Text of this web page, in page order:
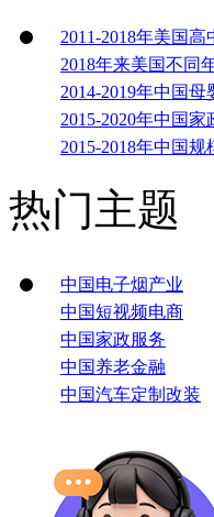
2011-2018年美国
2018年来美国不同
2014-2019年中国
2015-2020年中国
2015-2018年中国
热门主题
中国电子烟产业
中国短视频电商
中国家政服务
中国养老金融
中国汽车定制改装